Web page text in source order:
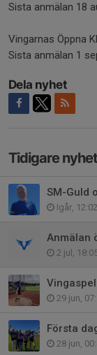
Sista anmälan 18
Vingarnas Öppna
Sista anmälan 1
Dela nyhet
Tidigare
SM-Guld
Igår, 12:02
2 jul,
29 jun,
Första
28 jun,